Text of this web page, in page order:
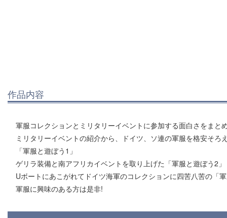
作品内容
軍服コレクションとミリタリーイベントに参加する面白さをまと
ミリタリーイベントの紹介から、ドイツ、ソ連の軍服を格安そ
「軍服と遊ぼう1」
ゲリラ装備と南アフリカイベントを取り上げた「軍服と遊ぼう2」
Uボートにあこがれてドイツ海軍のコレクションに四苦八苦の「
軍服に興味のある方は是非!